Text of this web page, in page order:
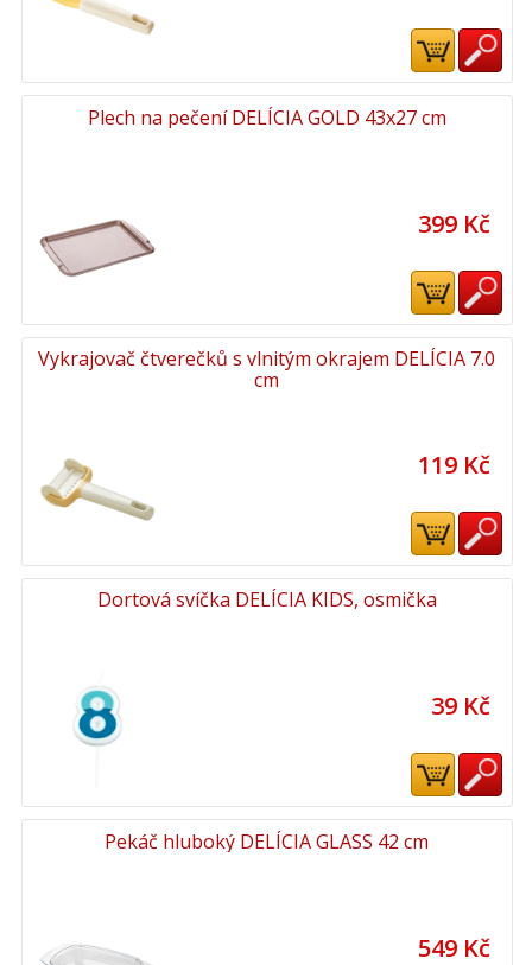
Plech na pečení DELÍCIA GOLD 43x27 cm
399 Kč
Vykrajovač čtverečků s vlnitým okrajem DELÍCIA 7.0
cm
119 Kč
Dortová svíčka DELÍCIA KIDS, osmička
39 Kč
Pekáč hluboký DELÍCIA GLASS 42 cm
549 Kč